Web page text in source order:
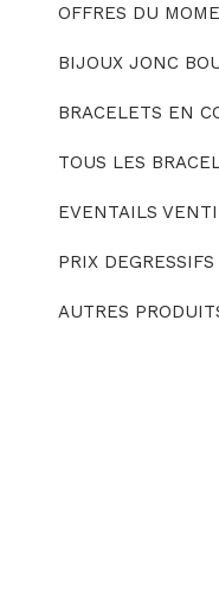
OFFRES DU
BIJOUX JONC
BRACELETS EN
TOUS LES
EVENTAILS
PRIX DEGRESSIFS
AUTRES